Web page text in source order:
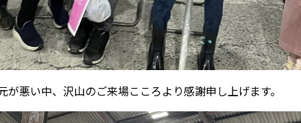
が悪い中、沢山のご来場こころより感謝申し上げます。